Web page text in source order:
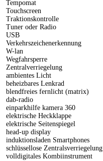
Tempomat
Touchscreen
Traktionskontrolle
Tuner oder Radio
USB
Verkehrszeichenerkennung
W-lan
Wegfahrsperre
Zentralverriegelung
ambientes Licht
beheizbares Lenkrad
blendfreies fernlicht (matrix)
dab-radio
einparkhilfe kamera 360
elektrische Heckklappe
elektrische Seitenspiegel
head-up display
induktionsladen Smartphones
schlüssellose Zentralsverriegelung
volldigitales Kombiinstrument